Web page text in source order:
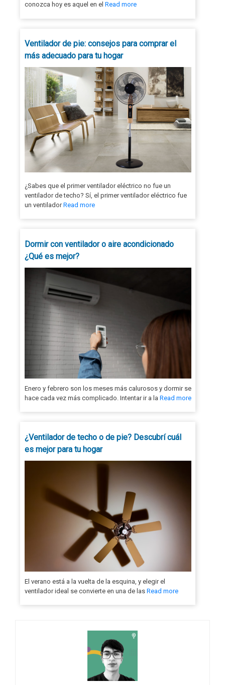
conozca hoy es aquel en el Read more
Ventilador de pie: consejos para comprar el
más adecuado para tu hogar
¿Sabes que el primer ventilador eléctrico no fue un
ventilador de techo? Sí, el primer ventilador eléctrico fue
un ventiladorRead more
Dormir con ventilador o aire acondicionado
¿Qué es mejor?
Enero y febrero son los meses más calurosos y dormir se
hace cada vez más complicado. Intentar ir a la Read more
¿Ventilador de techo o de pie? Descubrí cuál
es mejor para tu hogar
El verano está a la vuelta de la esquina, y elegir el
ventilador ideal se convierte en una de las Read more